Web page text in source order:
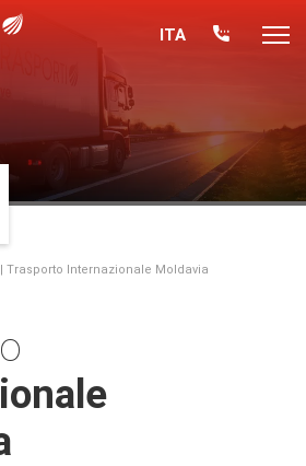
ITA
| Trasporto Internazionale Moldavia